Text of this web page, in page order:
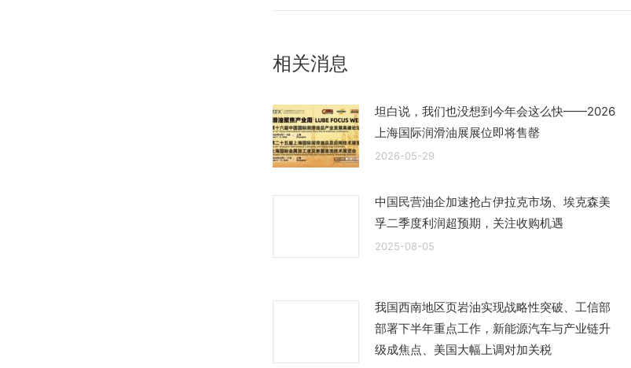
相关消息
坦白说，我们也没想到今年会这么快——2026
上海国际润滑油展展位即将售罄
2026-05-29
中国民营油企加速抢占伊拉克市场、埃克森美
孚二季度利润超预期，关注收购机遇
2025-08-05
我国西南地区页岩油实现战略性突破、工信部
部署下半年重点工作，新能源汽车与产业链升
级成焦点、美国大幅上调对加关税